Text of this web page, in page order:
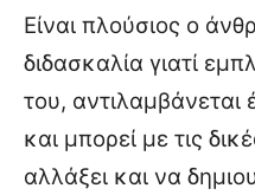
Είναι πλούσιος ο
διδασκαλία γιατί
του,
και μπορεί με τις
αλλάξει και να